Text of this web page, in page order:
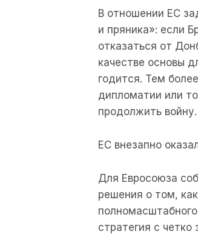
В отношении ЕС
и пряника»: если
отказаться от
качестве основы
годится. Тем
дипломатии или
продолжить войну.
ЕС внезапно
Для Евросоюза
решения о том,
стратегия с